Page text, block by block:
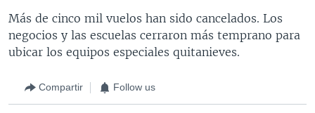
Más de cinco mil vuelos han sido cancelados. Los
negocios y las escuelas cerraron más temprano para
ubicar los equipos especiales quitanieves.
Compartir Follow us